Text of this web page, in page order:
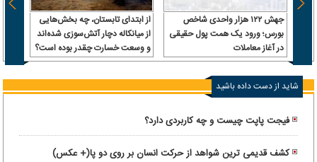
جهش ۱۲۲ هزار واحدی شاخص
بورس؛ ورود یک همت پول حقیقی
در آغاز معاملات
از ابتدای تابستان، چه بخش‌هایی
از میانکاله دچار آتش‌سوزی شده‌اند
و وسعت خسارت چقدر بوده است؟
شاید از دست داده باشید
فیجت پاپت چیست و چه کاربردی دارد؟
کشف قدیمی ترین شواهد از حرکت انسان بر روی دو پا(+ عکس)